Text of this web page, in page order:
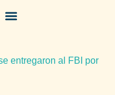
entregaron al FBI por